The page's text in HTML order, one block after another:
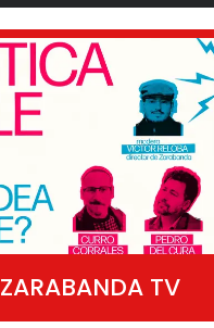
ZARABANDA TV